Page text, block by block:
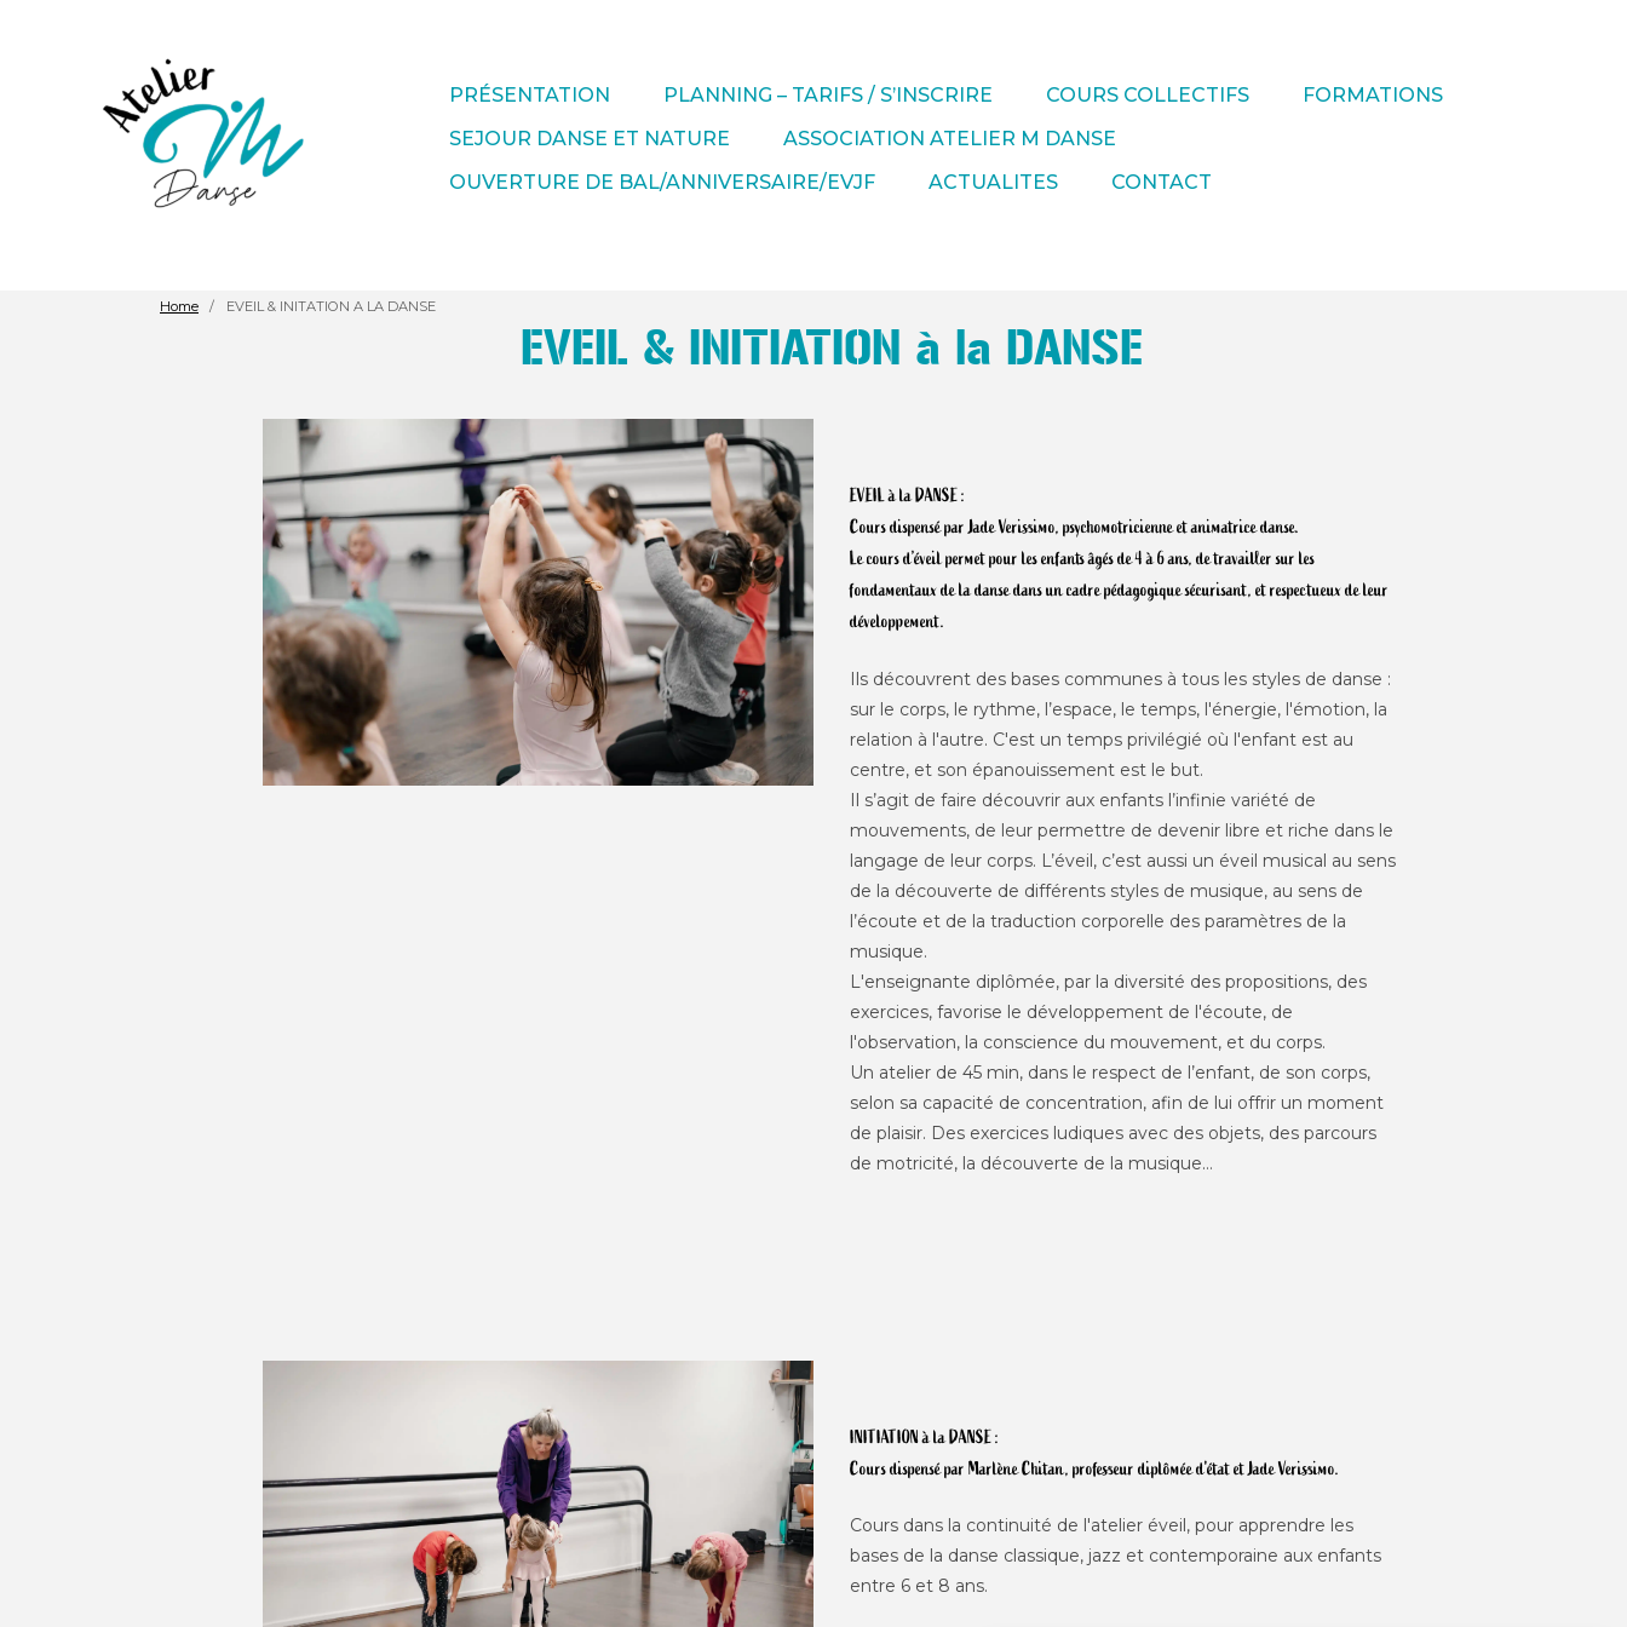
PRÉSENTATION PLANNING – TARIFS / S’INSCRIRE COURS COLLECTIFS
FORMATIONS
SEJOUR DANSE ET NATURE
ASSOCIATION ATELIER M DANSE
OUVERTURE DE BAL/ANNIVERSAIRE/EVJF
ACTUALITES CONTACT
Home EVEIL & INITATION A LA DANSE
EVEIL & INITIATION à la DANSE
EVEIL à la DANSE :
Cours dispensé par Jade Verissimo, psychomotricienne et animatrice danse.
Le cours d’éveil permet pour les enfants âgés de 4 à 6 ans, de travailler sur les
fondamentaux de la danse dans un cadre pédagogique sécurisant, et respectueux de leur
développement.
Ils découvrent des bases communes à tous les styles de danse :
sur le corps, le rythme, l’espace, le temps, l'énergie, l'émotion, la
relation à l'autre. C'est un temps privilégié où l'enfant est au
centre, et son épanouissement est le but.
Il s’agit de faire découvrir aux enfants l’infinie variété de
mouvements, de leur permettre de devenir libre et riche dans le
langage de leur corps. L’éveil, c’est aussi un éveil musical au sens
de la découverte de différents styles de musique, au sens de
l’écoute et de la traduction corporelle des paramètres de la
musique.
L'enseignante diplômée, par la diversité des propositions, des
exercices, favorise le développement de l'écoute, de
l'observation, la conscience du mouvement, et du corps.
Un atelier de 45 min, dans le respect de l’enfant, de son corps,
selon sa capacité de concentration, afin de lui offrir un moment
de plaisir. Des exercices ludiques avec des objets, des parcours
de motricité, la découverte de la musique…
INITIATION à la DANSE :
Cours dispensé par Marlène Chitan, professeur diplômée d'état et Jade Verissimo.
Cours dans la continuité de l'atelier éveil, pour apprendre les
bases de la danse classique, jazz et contemporaine aux enfants
entre 6 et 8 ans.